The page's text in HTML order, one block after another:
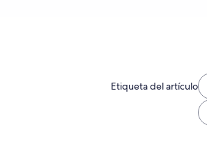
Etiqueta del artículo